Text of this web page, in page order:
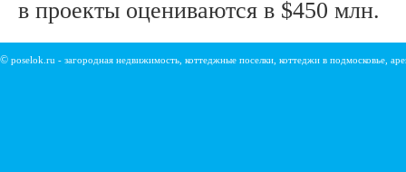
в проекты оцениваются в $450 млн.
© poselok.ru - загородная недвижимость, коттеджные поселки, коттеджи в подмосковье,